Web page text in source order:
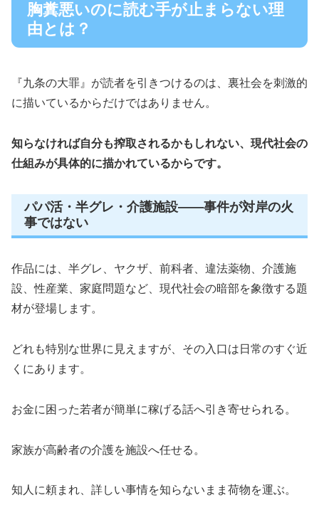
胸糞悪いのに読む手が止まらない理
由とは？
『九条の大罪』が読者を引きつけるのは、裏社会を刺激的
に描いているからだけではありません。
知らなければ自分も搾取されるかもしれない、現代社会の
仕組みが具体的に描かれているからです。
パパ活・半グレ・介護施設――事件が対岸の火
事ではない
作品には、半グレ、ヤクザ、前科者、違法薬物、介護施
設、性産業、家庭問題など、現代社会の暗部を象徴する題
材が登場します。
どれも特別な世界に見えますが、その入口は日常のすぐ近
くにあります。
お金に困った若者が簡単に稼げる話へ引き寄せられる。
家族が高齢者の介護を施設へ任せる。
知人に頼まれ、詳しい事情を知らないまま荷物を運ぶ。